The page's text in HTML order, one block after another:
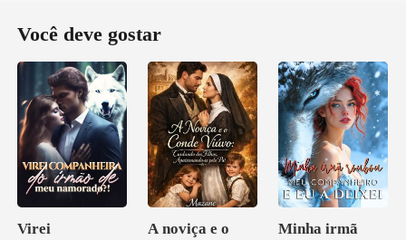
Você deve gostar
Virei
A noviça e o
Minha irmã